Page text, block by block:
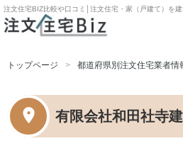
注文住宅BIZ比較や口コミ│注文住宅・家（戸建て）を建てる業
トップページ 都道府県別注文住宅業者情
有限会社和田社寺